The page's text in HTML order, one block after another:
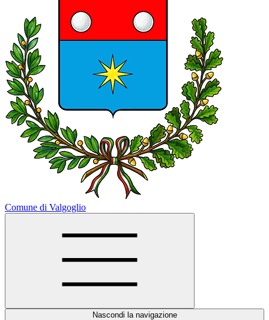
Comune di Valgoglio
Nascondi la navigazione